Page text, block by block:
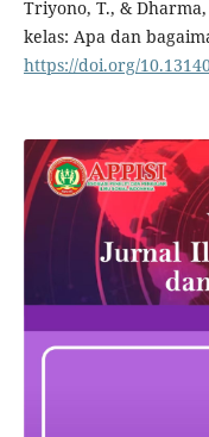
Triyono, T., &
kelas: Apa dan
https://doi.org/